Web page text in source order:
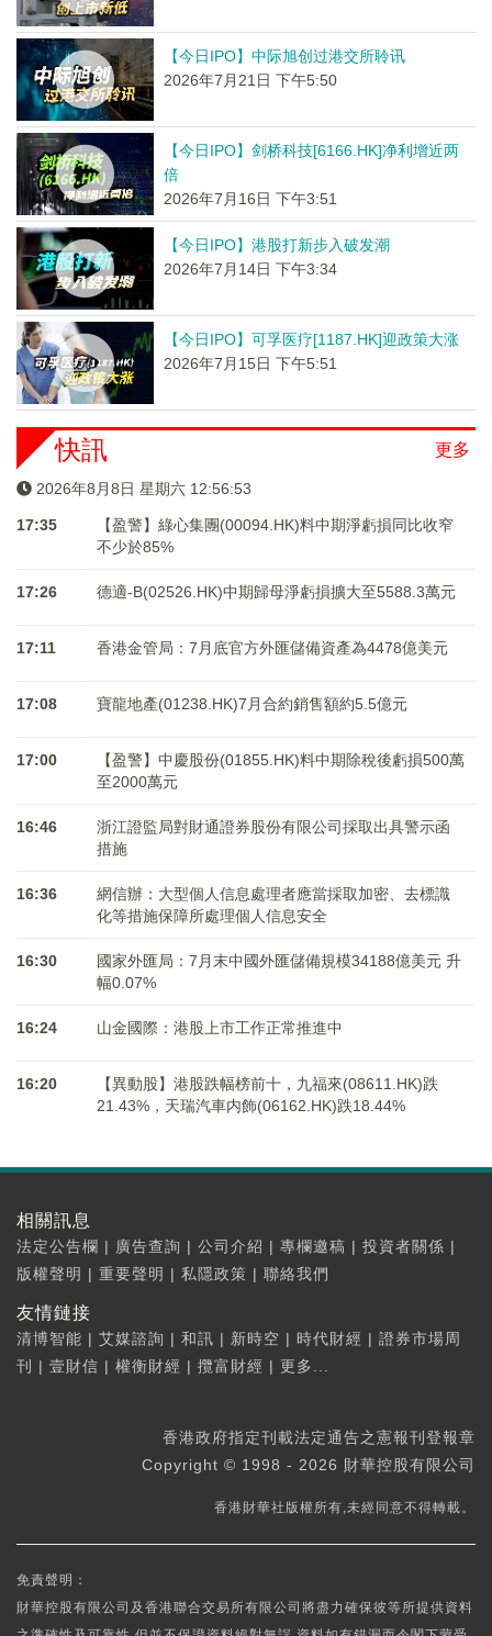
【今日IPO】中际旭创过港交所聆讯
2026年7月21日 下午5:50
【今日IPO】剑桥科技[6166.HK]净利增近两
倍
2026年7月16日 下午3:51
【今日IPO】港股打新步入破发潮
2026年7月14日 下午3:34
【今日IPO】可孚医疗[1187.HK]迎政策大涨
2026年7月15日 下午5:51
更多
快訊
2026年8月8日 星期六 12:56:53
17:35
【盈警】綠心集團(00094.HK)料中期淨虧損同比收窄
不少於85%
17:26 德適-B(02526.HK)中期歸母淨虧損擴大至5588.3萬元
17:11 香港金管局：7月底官方外匯儲備資產為4478億美元
17:08 寶龍地產(01238.HK)7月合約銷售額約5.5億元
17:00
【盈警】中慶股份(01855.HK)料中期除稅後虧損500萬
至2000萬元
16:46
浙江證監局對財通證券股份有限公司採取出具警示函
措施
16:36
網信辦：大型個人信息處理者應當採取加密、去標識
化等措施保障所處理個人信息安全
16:30
國家外匯局：7月末中國外匯儲備規模34188億美元 升
幅0.07%
16:24 山金國際：港股上市工作正常推進中
16:20
【異動股】港股跌幅榜前十，九福來(08611.HK)跌
21.43%，天瑞汽車内飾(06162.HK)跌18.44%
相關訊息
法定公告欄 | 廣告查詢 | 公司介紹 | 專欄邀稿 | 投資者關係 |
版權聲明 | 重要聲明 | 私隱政策 | 聯絡我們
友情鏈接
清博智能 | 艾媒諮詢 | 和訊 | 新時空 | 時代財經 | 證券市場周
刊
| 壹財信 | 權衡財經 | 攬富財經 | 更多...
香港政府指定刊載法定通告之憲報刊登報章
Copyright © 1998 - 2026 財華控股有限公司
香港財華社版權所有,未經同意不得轉載。
免責聲明：
財華控股有限公司及香港聯合交易所有限公司將盡力確保彼等所提供資料